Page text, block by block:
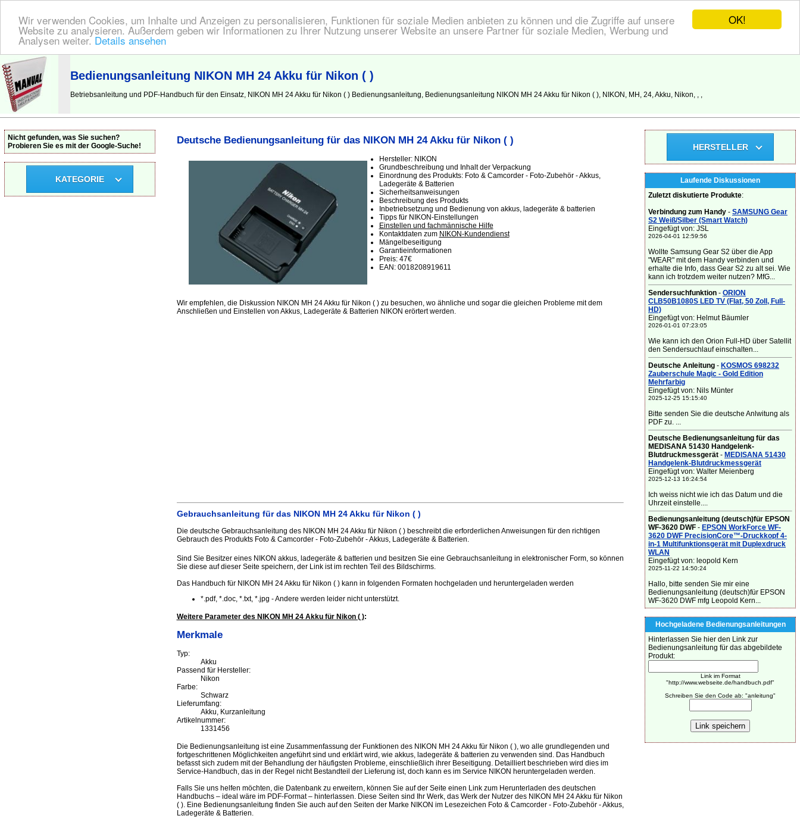
OK!
Wir verwenden Cookies, um Inhalte und Anzeigen zu personalisieren, Funktionen für soziale Medien anbieten zu können und die Zugriffe auf unsere
Website zu analysieren. Außerdem geben wir Informationen zu Ihrer Nutzung unserer Website an unsere Partner für soziale Medien, Werbung und
Analysen weiter. Details ansehen
BEDIENUNGSANLEITUNG | Hier finden Sie die deutsche Anleitung!
Bedienungsanleitung NIKON MH 24 Akku für Nikon ( )
Betriebsanleitung und PDF-Handbuch für den Einsatz, NIKON MH 24 Akku für Nikon ( ) Bedienungsanleitung, Bedienungsanleitung NIKON MH 24 Akku für Nikon ( ), NIKON, MH, 24, Akku, Nikon, , ,
Deutsche Bedienungsanleitung für das NIKON MH 24 Akku für Nikon ( )
Hersteller: NIKON
Grundbeschreibung und Inhalt der Verpackung
Einordnung des Produkts: Foto & Camcorder - Foto-Zubehör - Akkus,
Ladegeräte & Batterien
Sicherheitsanweisungen
Beschreibung des Produkts
Inbetriebsetzung und Bedienung von akkus, ladegeräte & batterien
Tipps für NIKON-Einstellungen
Einstellen und fachmännische Hilfe
Kontaktdaten zum NIKON-Kundendienst
Mängelbeseitigung
Garantieinformationen
Preis: 47€
EAN: 0018208919611
Wir empfehlen, die Diskussion NIKON MH 24 Akku für Nikon ( ) zu besuchen, wo ähnliche und sogar die gleichen Probleme mit dem
Anschließen und Einstellen von Akkus, Ladegeräte & Batterien NIKON erörtert werden.
Gebrauchsanleitung für das NIKON MH 24 Akku für Nikon ( )
Die deutsche Gebrauchsanleitung des NIKON MH 24 Akku für Nikon ( ) beschreibt die erforderlichen Anweisungen für den richtigen
Gebrauch des Produkts Foto & Camcorder - Foto-Zubehör - Akkus, Ladegeräte & Batterien.
Sind Sie Besitzer eines NIKON akkus, ladegeräte & batterien und besitzen Sie eine Gebrauchsanleitung in elektronischer Form, so können
Sie diese auf dieser Seite speichern, der Link ist im rechten Teil des Bildschirms.
Das Handbuch für NIKON MH 24 Akku für Nikon ( ) kann in folgenden Formaten hochgeladen und heruntergeladen werden
*.pdf, *.doc, *.txt, *.jpg - Andere werden leider nicht unterstützt.
Weitere Parameter des NIKON MH 24 Akku für Nikon ( ):
Merkmale
Typ:
Akku
Passend für Hersteller:
Nikon
Farbe:
Schwarz
Lieferumfang:
Akku, Kurzanleitung
Artikelnummer:
1331456
Die Bedienungsanleitung ist eine Zusammenfassung der Funktionen des NIKON MH 24 Akku für Nikon ( ), wo alle grundlegenden und
fortgeschrittenen Möglichkeiten angeführt sind und erklärt wird, wie akkus, ladegeräte & batterien zu verwenden sind. Das Handbuch
befasst sich zudem mit der Behandlung der häufigsten Probleme, einschließlich ihrer Beseitigung. Detailliert beschrieben wird dies im
Service-Handbuch, das in der Regel nicht Bestandteil der Lieferung ist, doch kann es im Service NIKON heruntergeladen werden.
Falls Sie uns helfen möchten, die Datenbank zu erweitern, können Sie auf der Seite einen Link zum Herunterladen des deutschen
Handbuchs – ideal wäre im PDF-Format – hinterlassen. Diese Seiten sind Ihr Werk, das Werk der Nutzer des NIKON MH 24 Akku für Nikon
( ). Eine Bedienungsanleitung finden Sie auch auf den Seiten der Marke NIKON im Lesezeichen Foto & Camcorder - Foto-Zubehör - Akkus,
Ladegeräte & Batterien.
Nicht gefunden, was Sie suchen?
Probieren Sie es mit der Google-Suche!
KATEGORIE
HERSTELLER
Laufende Diskussionen
Zuletzt diskutierte Produkte:
Verbindung zum Handy - SAMSUNG Gear
S2 Weiß/Silber (Smart Watch)
Eingefügt von: JSL
2026-04-01 12:59:56
Wollte Samsung Gear S2 über die App
"WEAR" mit dem Handy verbinden und
erhalte die Info, dass Gear S2 zu alt sei. Wie
kann ich trotzdem weiter nutzen? MfG...
Sendersuchfunktion - ORION
CLB50B1080S LED TV (Flat, 50 Zoll, Full-
HD)
Eingefügt von: Helmut Bäumler
2026-01-01 07:23:05
Wie kann ich den Orion Full-HD über Satellit
den Sendersuchlauf einschalten...
Deutsche Anleitung - KOSMOS 698232
Zauberschule Magic - Gold Edition
Mehrfarbig
Eingefügt von: Nils Münter
2025-12-25 15:15:40
Bitte senden Sie die deutsche Anlwitung als
PDF zu. ...
Deutsche Bedienungsanleitung für das
MEDISANA 51430 Handgelenk-
Blutdruckmessgerät - MEDISANA 51430
Handgelenk-Blutdruckmessgerät
Eingefügt von: Walter Meienberg
2025-12-13 16:24:54
Ich weiss nicht wie ich das Datum und die
Uhrzeit einstelle....
Bedienungsanleitung (deutsch)für EPSON
WF-3620 DWF - EPSON WorkForce WF-
3620 DWF PrecisionCore™-Druckkopf 4-
in-1 Multifunktionsgerät mit Duplexdruck
WLAN
Eingefügt von: leopold Kern
2025-11-22 14:50:24
Hallo, bitte senden Sie mir eine
Bedienungsanleitung (deutsch)für EPSON
WF-3620 DWF mfg Leopold Kern...
Hochgeladene Bedienungsanleitungen
Hinterlassen Sie hier den Link zur
Bedienungsanleitung für das abgebildete
Produkt:
Link im Format
"http://www.webseite.de/handbuch.pdf"
Schreiben Sie den Code ab: "anleitung"